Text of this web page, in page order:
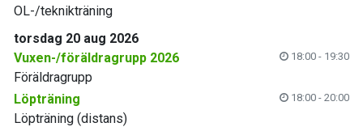
OL-/teknikträning
torsdag 20 aug 2026
Vuxen-/föräldragrupp 2026
18:00 - 19:30
Föräldragrupp
Löpträning
18:00 - 20:00
Löpträning (distans)